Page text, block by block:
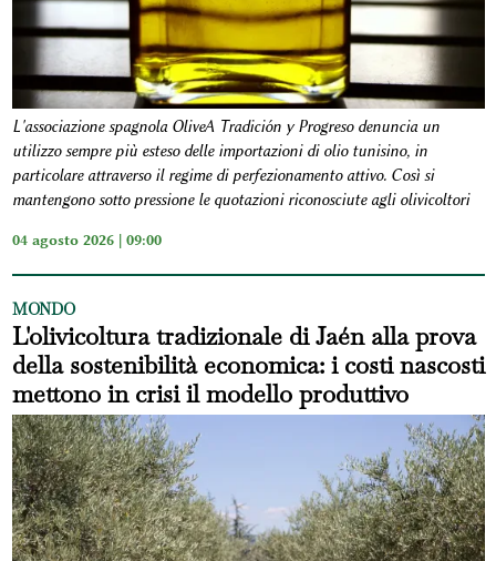
L'associazione spagnola OliveA Tradición y Progreso denuncia un
utilizzo sempre più esteso delle importazioni di olio tunisino, in
particolare attraverso il regime di perfezionamento attivo. Così si
mantengono sotto pressione le quotazioni riconosciute agli olivicoltori
04 agosto 2026 | 09:00
MONDO
L'olivicoltura tradizionale di Jaén alla prova
della sostenibilità economica: i costi nascosti
mettono in crisi il modello produttivo